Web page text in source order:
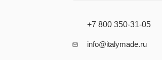
+7 800 350-31-05
info@italymade.ru